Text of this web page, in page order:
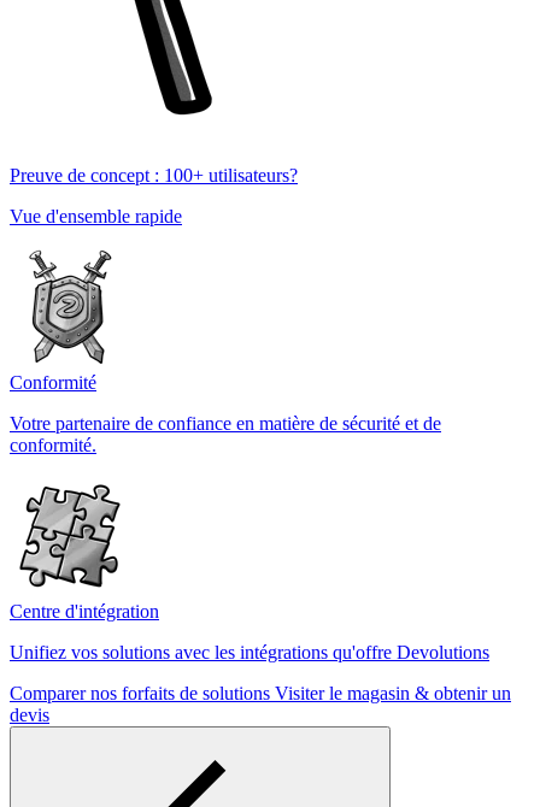
Preuve de concept : 100+ utilisateurs?
Vue d'ensemble rapide
Conformité
Votre partenaire de confiance en matière de sécurité et de
conformité.
Centre d'intégration
Unifiez vos solutions avec les intégrations qu'offre Devolutions
Comparer nos forfaits de solutions Visiter le magasin & obtenir un
devis